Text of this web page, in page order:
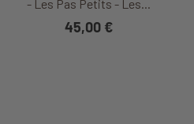
- Les Pas Petits - Les...
45,00 €